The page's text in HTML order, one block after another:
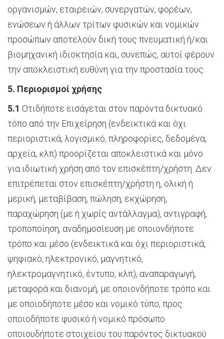
οργανισμών, εταιρειών, συνεργατών, φορέων,
ενώσεων ή άλλων τρίτων φυσικών και νομικών
προσώπων αποτελούν δική τους πνευματική ή/και
βιομηχανική ιδιοκτησία και, συνεπώς, αυτοί φέρουν
την αποκλειστική ευθύνη για την προστασία τους.
5. Περιορισμοί χρήσης
5.1 Οτιδήποτε εισάγεται στον παρόντα δικτυακό
τόπο από την Επιχείρηση (ενδεικτικά και όχι
περιοριστικά, λογισμικό, πληροφορίες, δεδομένα,
αρχεία, κλπ) προορίζεται αποκλειστικά και μόνο
για ιδιωτική χρήση από τον επισκέπτη/χρήστη. Δεν
επιτρέπεται στον επισκέπτη/χρήστη η, ολική ή
μερική, μεταβίβαση, πώληση, εκχώρηση,
παραχώρηση (με ή χωρίς αντάλλαγμα), αντιγραφή,
τροποποίηση, αναδημοσίευση με οποιονδήποτε
τρόπο και μέσο (ενδεικτικά και όχι περιοριστικά,
ψηφιακό, ηλεκτρονικό, μαγνητικό,
ηλεκτρομαγνητικό, έντυπο, κλπ), αναπαραγωγή,
μεταφορά και διανομή, με οποιονδήποτε τρόπο και
με οποιοδήποτε μέσο και νομικό τύπο, προς
οποιοδήποτε φυσικό ή νομικό πρόσωπο
οποιουδήποτε στοιχείου του παρόντος δικτυακού